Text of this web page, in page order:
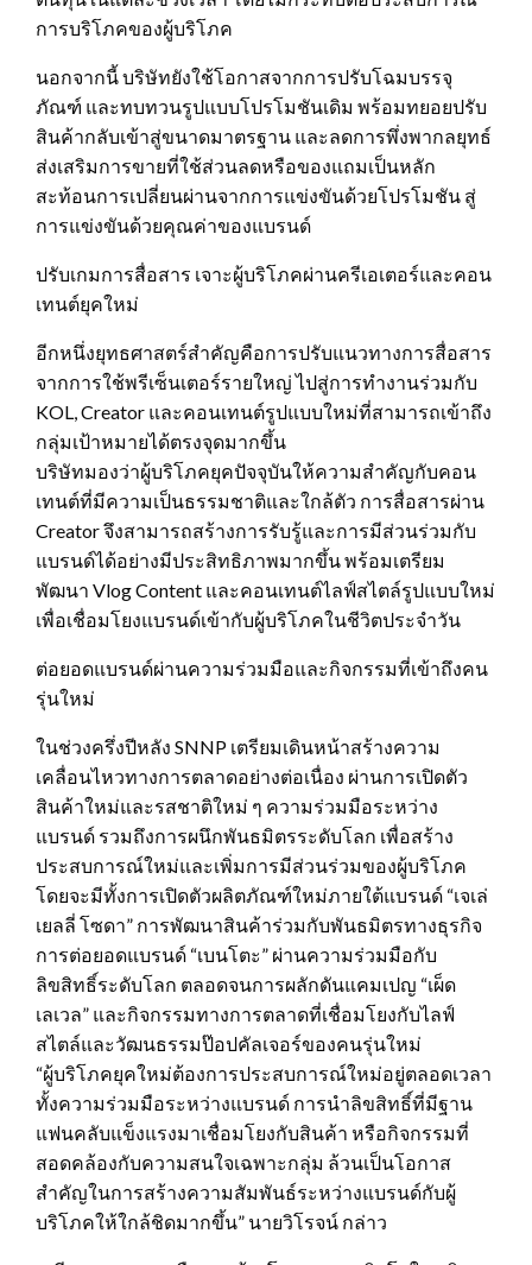
การบริโภคของผู้บริโภค
นอกจากนี้ บริษัทยังใช้โอกาสจากการปรับโฉมบรรจุ
ภัณฑ์ และทบทวนรูปแบบโปรโมชันเดิม พร้อมทยอยปรับ
สินค้ากลับเข้าสู่ขนาดมาตรฐาน และลดการพึ่งพากลยุทธ์
ส่งเสริมการขายที่ใช้ส่วนลดหรือของแถมเป็นหลัก
สะท้อนการเปลี่ยนผ่านจากการแข่งขันด้วยโปรโมชัน สู่
การแข่งขันด้วยคุณค่าของแบรนด์
ปรับเกมการสื่อสาร เจาะผู้บริโภคผ่านครีเอเตอร์และคอน
เทนต์ยุคใหม่
อีกหนึ่งยุทธศาสตร์สำคัญคือการปรับแนวทางการสื่อสาร
จากการใช้พรีเซ็นเตอร์รายใหญ่ ไปสู่การทำงานร่วมกับ
KOL, Creator และคอนเทนต์รูปแบบใหม่ที่สามารถเข้าถึง
กลุ่มเป้าหมายได้ตรงจุดมากขึ้น
บริษัทมองว่าผู้บริโภคยุคปัจจุบันให้ความสำคัญกับคอน
เทนต์ที่มีความเป็นธรรมชาติและใกล้ตัว การสื่อสารผ่าน
Creator จึงสามารถสร้างการรับรู้และการมีส่วนร่วมกับ
แบรนด์ได้อย่างมีประสิทธิภาพมากขึ้น พร้อมเตรียม
พัฒนา Vlog Content และคอนเทนต์ไลฟ์สไตล์รูปแบบใหม่
เพื่อเชื่อมโยงแบรนด์เข้ากับผู้บริโภคในชีวิตประจำวัน
ต่อยอดแบรนด์ผ่านความร่วมมือและกิจกรรมที่เข้าถึงคน
รุ่นใหม่
ในช่วงครึ่งปีหลัง SNNP เตรียมเดินหน้าสร้างความ
เคลื่อนไหวทางการตลาดอย่างต่อเนื่อง ผ่านการเปิดตัว
สินค้าใหม่และรสชาติใหม่ ๆ ความร่วมมือระหว่าง
แบรนด์ รวมถึงการผนึกพันธมิตรระดับโลก เพื่อสร้าง
ประสบการณ์ใหม่และเพิ่มการมีส่วนร่วมของผู้บริโภค
โดยจะมีทั้งการเปิดตัวผลิตภัณฑ์ใหม่ภายใต้แบรนด์ “เจเล่
เยลลี่ โซดา” การพัฒนาสินค้าร่วมกับพันธมิตรทางธุรกิจ
การต่อยอดแบรนด์ “เบนโตะ” ผ่านความร่วมมือกับ
ลิขสิทธิ์ระดับโลก ตลอดจนการผลักดันแคมเปญ “เผ็ด
เลเวล” และกิจกรรมทางการตลาดที่เชื่อมโยงกับไลฟ์
สไตล์และวัฒนธรรมป๊อปคัลเจอร์ของคนรุ่นใหม่
“ผู้บริโภคยุคใหม่ต้องการประสบการณ์ใหม่อยู่ตลอดเวลา
ทั้งความร่วมมือระหว่างแบรนด์ การนำลิขสิทธิ์ที่มีฐาน
แฟนคลับแข็งแรงมาเชื่อมโยงกับสินค้า หรือกิจกรรมที่
สอดคล้องกับความสนใจเฉพาะกลุ่ม ล้วนเป็นโอกาส
สำคัญในการสร้างความสัมพันธ์ระหว่างแบรนด์กับผู้
บริโภคให้ใกล้ชิดมากขึ้น” นายวิโรจน์ กล่าว